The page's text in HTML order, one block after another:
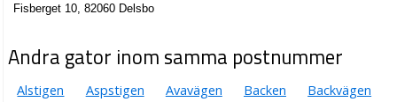
Fisberget 10, 82060 Delsbo
Andra gator inom samma postnummer
Alstigen Aspstigen Avavägen Backen
Backvägen